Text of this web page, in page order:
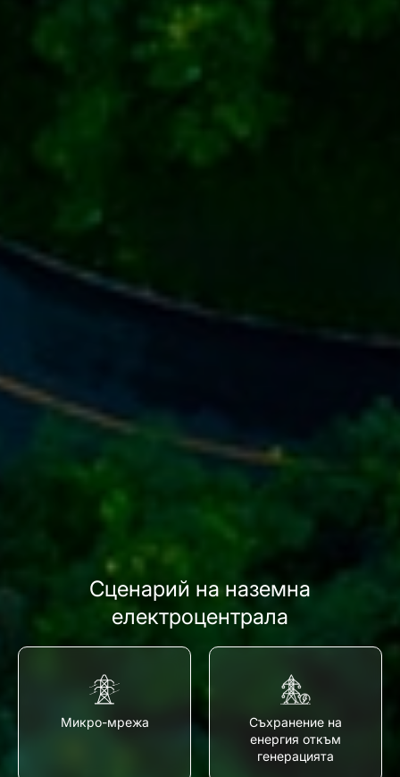
Сценарий на наземна
електроцентрала
Микро-мрежа
Съхранение на
енергия откъм
генерацията